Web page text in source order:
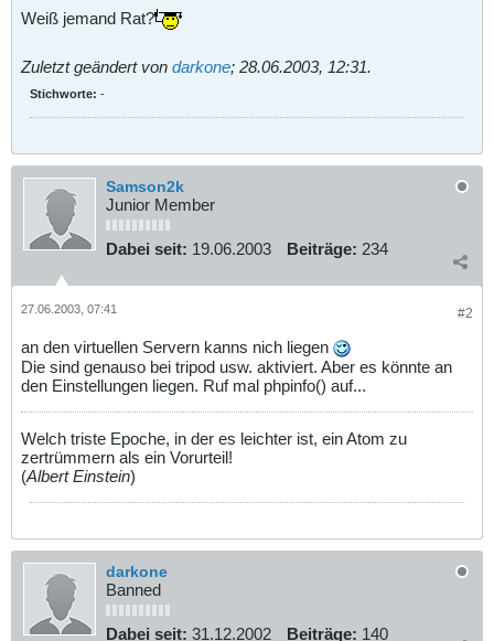
Weiß jemand Rat?
Zuletzt geändert von darkone; 28.06.2003, 12:31.
Stichworte: -
Samson2k
Junior Member
Dabei seit: 19.06.2003 Beiträge: 234
#2
27.06.2003, 07:41
an den virtuellen Servern kanns nich liegen
Die sind genauso bei tripod usw. aktiviert. Aber es könnte an
den Einstellungen liegen. Ruf mal phpinfo() auf...
Welch triste Epoche, in der es leichter ist, ein Atom zu
zertrümmern als ein Vorurteil!
(Albert Einstein)
darkone
Banned
Dabei seit: 31.12.2002 Beiträge: 140